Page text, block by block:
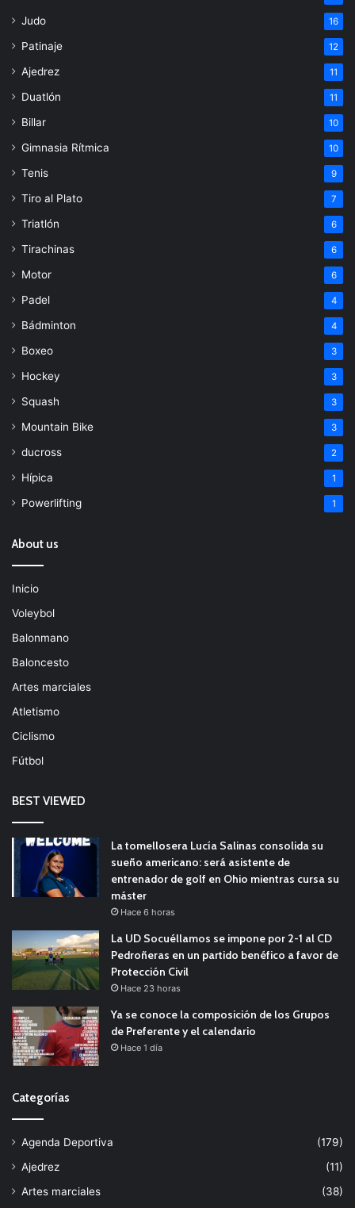
Judo 16
Patinaje 12
Ajedrez 11
Duatlón 11
Billar 10
Gimnasia Rítmica 10
Tenis 9
Tiro al Plato 7
Triatlón 6
Tirachinas 6
Motor 6
Padel 4
Bádminton 4
Boxeo 3
Hockey 3
Squash 3
Mountain Bike 3
ducross 2
Hípica 1
Powerlifting 1
About us
Inicio
Voleybol
Balonmano
Baloncesto
Artes marciales
Atletismo
Ciclismo
Fútbol
BEST VIEWED
La tomellosera Lucía Salinas consolida su
sueño americano: será asistente de
entrenador de golf en Ohio mientras cursa su
máster
Hace 6 horas
La UD Socuéllamos se impone por 2-1 al CD
Pedroñeras en un partido benéfico a favor de
Protección Civil
Hace 23 horas
Ya se conoce la composición de los Grupos
de Preferente y el calendario
Hace 1 día
Categorías
Agenda Deportiva
(179)
Ajedrez
(11)
Artes marciales
(38)